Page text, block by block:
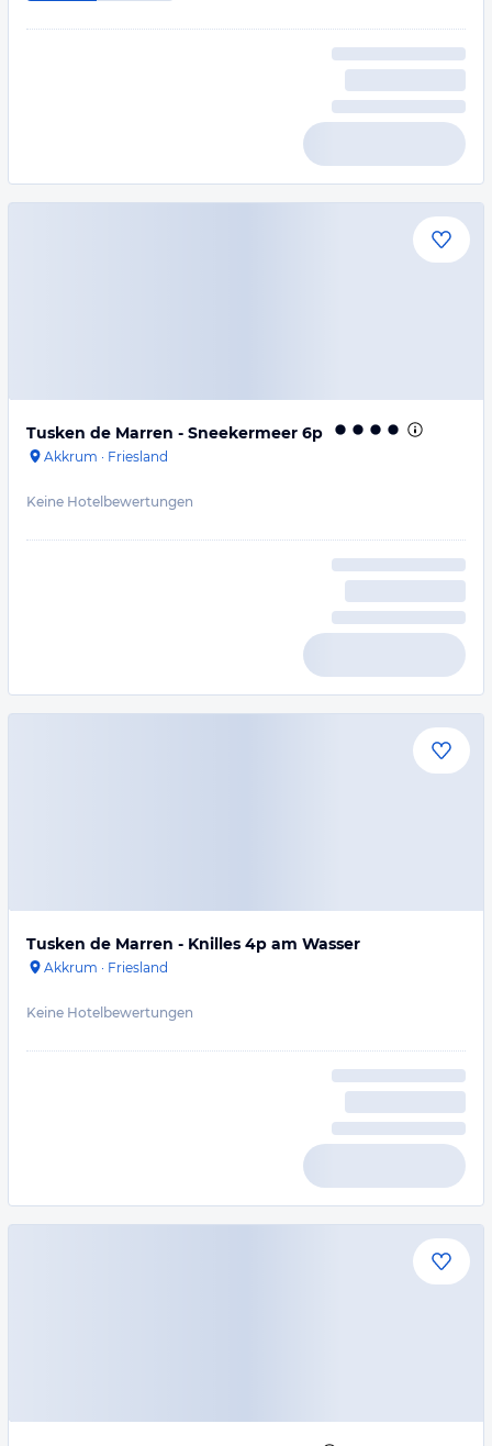
Tusken de Marren - Sneekermeer 6p
Akkrum · Friesland
Keine Hotelbewertungen
Tusken de Marren - Knilles 4p am Wasser
Akkrum · Friesland
Keine Hotelbewertungen